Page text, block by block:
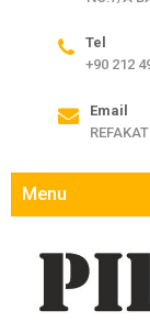
Tel
+90 212
Email
Menu